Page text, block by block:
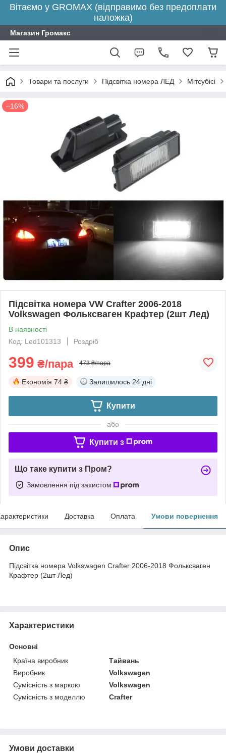
Вітаємо у GROMAX (відправимо без предоплати
наложка)
Магазин Громакс
Товари та послуги Підсвітка номера ЛЕД Мітсубісі
–16%
Підсвітка номера VW Crafter 2006-2018
Volkswagen Фольксваген Крафтер (2шт Лед)
В наявності
Код: Led101313
Роздріб
399 ₴/пара 473 ₴/пара
Економія 74 ₴ Залишилось 24 дні
Купити
або
Купити з
Що таке купити з Пром?
Замовлення під захистом
Доставка Оплата Умови повернення
Опис
Підсвітка номера Volkswagen Crafter 2006-2018 Фольксваген
Крафтер (2шт Лед)
Характеристики
Основні
Країна виробник
Тайвань
Виробник
Volkswagen
Сумісність з маркою
Volkswagen
Сумісність з моделлю
Crafter
Умови доставки